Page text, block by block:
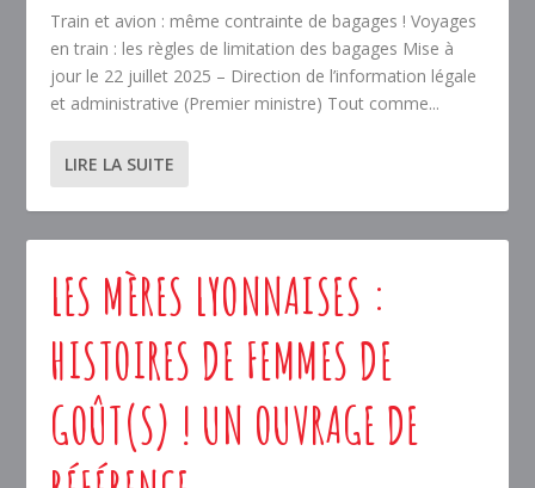
Train et avion : même contrainte de bagages ! Voyages
en train : les règles de limitation des bagages Mise à
jour le 22 juillet 2025 – Direction de l’information légale
et administrative (Premier ministre) Tout comme...
LIRE LA SUITE
LES MÈRES LYONNAISES :
HISTOIRES DE FEMMES DE
GOÛT(S) ! UN OUVRAGE DE